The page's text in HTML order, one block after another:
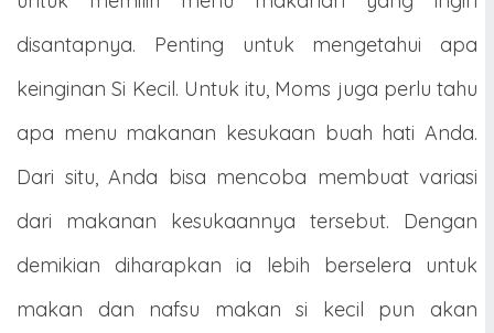
disantapnya. Penting untuk mengetahui apa
keinginan Si Kecil. Untuk itu, Moms juga perlu tahu
apa menu makanan kesukaan buah hati Anda.
Dari situ, Anda bisa mencoba membuat variasi
dari makanan kesukaannya tersebut. Dengan
demikian diharapkan ia lebih berselera untuk
makan dan nafsu makan si kecil pun akan